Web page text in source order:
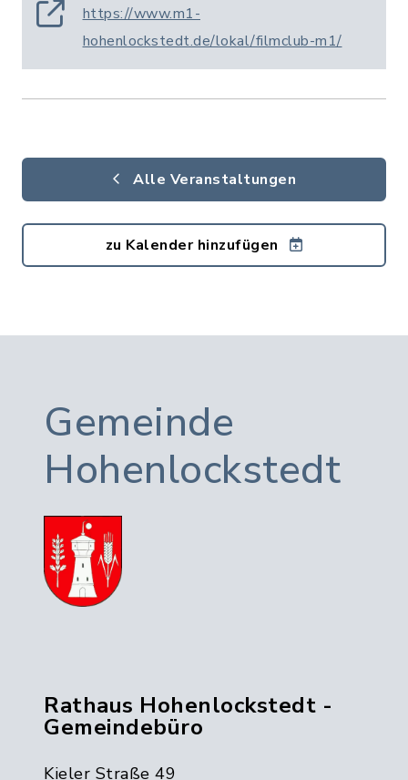
https://www.m1-
hohenlockstedt.de/lokal/filmclub-m1/
Alle Veranstaltungen
zu Kalender hinzufügen
Gemeinde
Hohenlockstedt
Rathaus Hohenlockstedt -
Gemeindebüro
Kieler Straße 49